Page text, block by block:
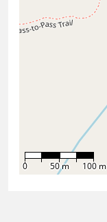
0 50 m 100 m